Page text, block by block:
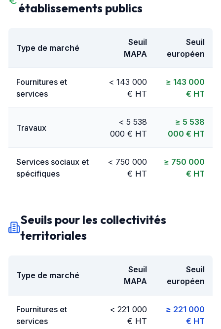
établissements publics
Type de marché
Seuil
MAPA
Seuil
européen
Fournitures et
services
< 143 000
€ HT
≥ 143 000
€ HT
Travaux
< 5 538
000 € HT
≥ 5 538
000 € HT
Services sociaux et
spécifiques
< 750 000
€ HT
≥ 750 000
€ HT
Seuils pour les collectivités
territoriales
Type de marché
Seuil
MAPA
Seuil
européen
Fournitures et
services
< 221 000
€ HT
≥ 221 000
€ HT